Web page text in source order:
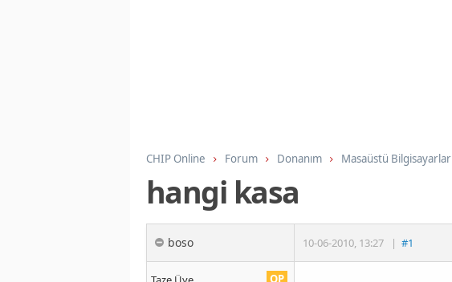
CHIP Online Forum Donanım Masaüstü Bilgisayarlar
hangi kasa
boso 10-06-2010, 13:27 | #1
OP